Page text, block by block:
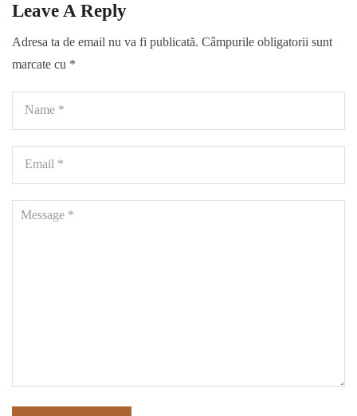
Leave A Reply
Adresa ta de email nu va fi publicată. Câmpurile obligatorii sunt
marcate cu *